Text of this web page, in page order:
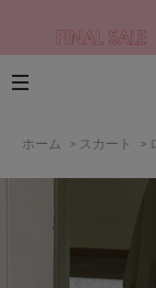
ホーム > スカート >